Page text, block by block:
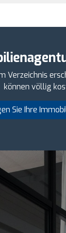
können völlig
Sie Ihre